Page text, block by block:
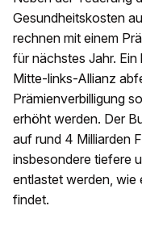
Gesundheitskosten
rechnen mit einem
für nächstes Jahr.
Mitte-links-Allianz
Prämienverbilligung
erhöht werden. Der
auf rund 4 Milliarden
insbesondere tiefere
entlastet werden, wie
findet.